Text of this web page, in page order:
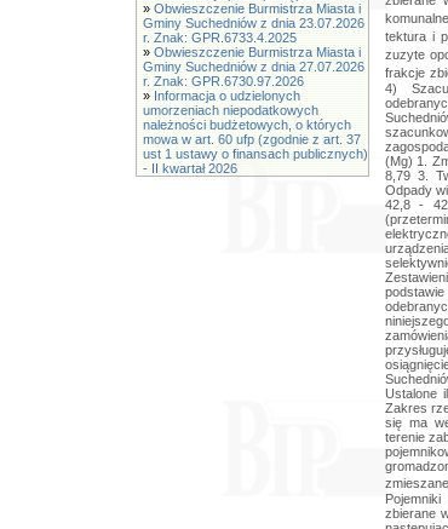
» Obwieszczenie Burmistrza Miasta i
Gminy Suchedniów z dnia 23.07.2026
r. Znak: GPR.6733.4.2025
» Obwieszczenie Burmistrza Miasta i
Gminy Suchedniów z dnia 27.07.2026
r. Znak: GPR.6730.97.2026
» Informacja o udzielonych
umorzeniach niepodatkowych
należności budżetowych, o których
mowa w art. 60 ufp (zgodnie z art. 37
ust 1 ustawy o finansach publicznych)
- II kwartał 2026